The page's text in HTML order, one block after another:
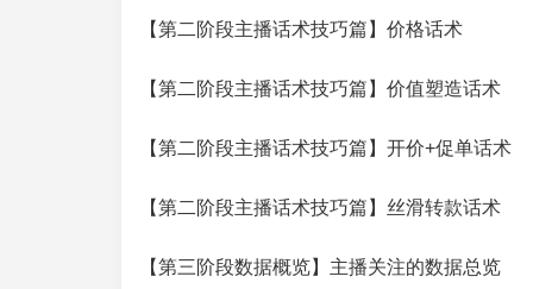
【第二阶段主播话术技巧篇】价格话术
【第二阶段主播话术技巧篇】价值塑造话术
【第二阶段主播话术技巧篇】开价+促单话术
【第二阶段主播话术技巧篇】丝滑转款话术
【第三阶段数据概览】主播关注的数据总览